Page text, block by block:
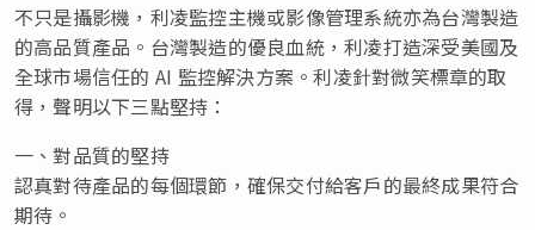
不只是攝影機，利凌監控主機或影像管理系統亦為台灣製造
的高品質產品。台灣製造的優良血統，利凌打造深受美國及
全球市場信任的 AI 監控解決方案。利凌針對微笑標章的取
得，聲明以下三點堅持：
一、對品質的堅持
認真對待產品的每個環節，確保交付給客戶的最終成果符合
期待。